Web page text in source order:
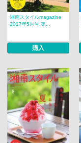
湘南スタイルmagazine
2017年5月号 第...
購入